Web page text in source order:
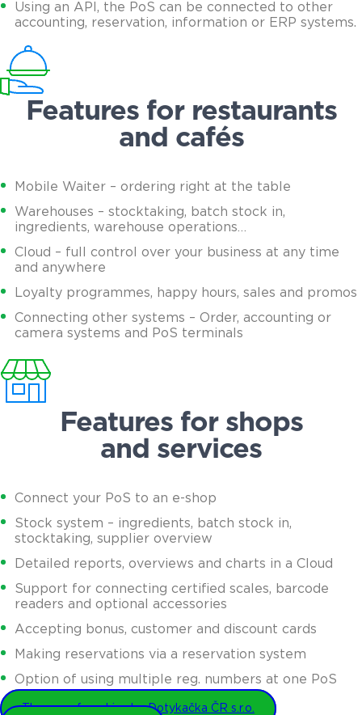
Using an API, the PoS can be connected to other
accounting, reservation, information or ERP systems.
Features for restaurants
and cafés
Mobile Waiter – ordering right at the table
Warehouses – stocktaking, batch stock in,
ingredients, warehouse operations…
Cloud – full control over your business at any time
and anywhere
Loyalty programmes, happy hours, sales and promos
Connecting other systems – Order, accounting or
camera systems and PoS terminals
Features for shops
and services
Connect your PoS to an e-shop
Stock system – ingredients, batch stock in,
stocktaking, supplier overview
Detailed reports, overviews and charts in a Cloud
Support for connecting certified scales, barcode
readers and optional accessories
Accepting bonus, customer and discount cards
Making reservations via a reservation system
Option of using multiple reg. numbers at one PoS
The use of cookies by Dotykačka ČR s.r.o.